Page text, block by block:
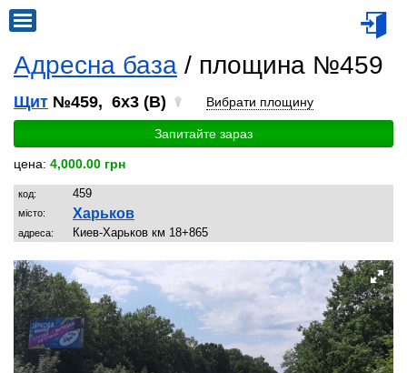
Адресна база / площина №459
Щит №459, 6x3 (B) Вибрати площину
Запитайте зараз
цена: 4,000.00 грн
код: 459
місто: Харьков
адреса: Киев-Харьков км 18+865